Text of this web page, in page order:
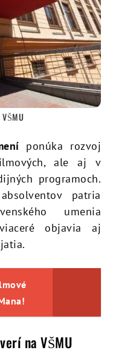
ponúka rozvoj
ale aj v
programoch.
patria
umenia
objavia aj
na VŠMU